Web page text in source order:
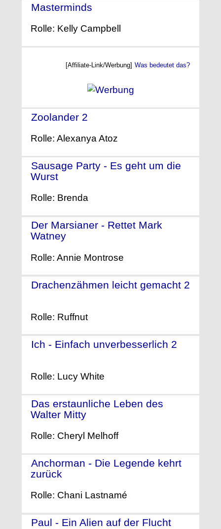
Masterminds
Rolle: Kelly Campbell
[Affiliate-Link/Werbung] Was bedeutet das?
Zoolander 2
Rolle: Alexanya Atoz
Sausage Party - Es geht um die
Wurst
Rolle: Brenda
Der Marsianer - Rettet Mark
Watney
Rolle: Annie Montrose
Drachenzähmen leicht gemacht 2
Rolle: Ruffnut
Ich - Einfach unverbesserlich 2
Rolle: Lucy White
Das erstaunliche Leben des
Walter Mitty
Rolle: Cheryl Melhoff
Anchorman - Die Legende kehrt
zurück
Rolle: Chani Lastnamé
Paul - Ein Alien auf der Flucht